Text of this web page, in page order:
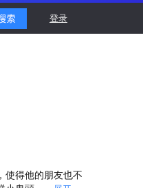
登录
使得他的朋友也不